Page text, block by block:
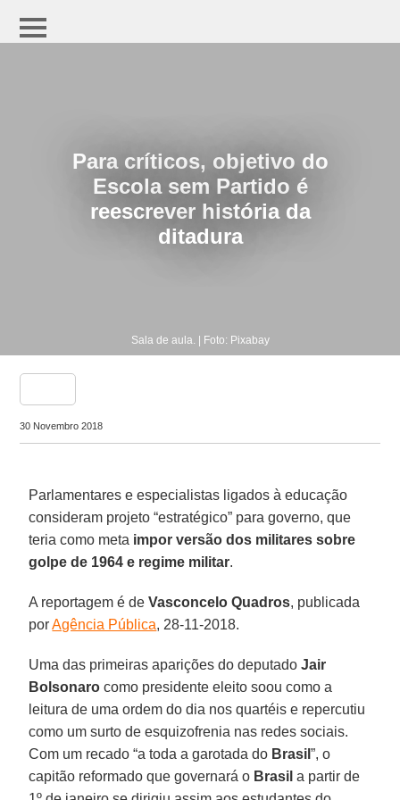
Para críticos, objetivo do
Escola sem Partido é
reescrever história da
ditadura
Sala de aula. | Foto: Pixabay
30 Novembro 2018
Parlamentares e especialistas ligados à educação
consideram projeto “estratégico” para governo, que
teria como meta impor versão dos militares sobre
golpe de 1964 e regime militar.
A reportagem é deVasconcelo Quadros, publicada
porAgência Pública, 28-11-2018.
Uma das primeiras aparições do deputadoJair
Bolsonaro como presidente eleito soou como a
leitura de uma ordem do dia nos quartéis e repercutiu
como um surto de esquizofrenia nas redes sociais.
Com um recado “a toda a garotada do Brasil”, o
capitão reformado que governará o Brasil a partir de